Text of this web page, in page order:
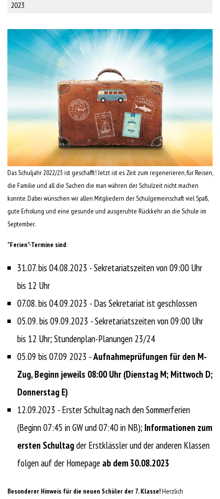
2023
Das Schuljahr 2022/23 ist geschafft! Jetzt ist es Zeit zum regenerieren, für Reisen,
die Familie und all die Sachen die man währen der Schulzeit nicht machen
konnte. Dabei wünschen wir allen Mitgliedern der Schulgemeinschaft viel Spaß,
gute Erholung und eine gesunde und ausgeruhte Rückkehr an die Schule im
September.
"Ferien"-Termine sind:
31.07. bis 04.08.2023 - Sekretariatszeiten von 09:00 Uhr
bis 12 Uhr
07.08. bis 04.09.2023 - Das Sekretariat ist geschlossen
05.09. bis 09.09.2023 - Sekretariatszeiten von 09:00 Uhr
bis 12 Uhr; Stundenplan-Planungen 23/24
05.09 bis 07.09 2023 -Aufnahmeprüfungen für den M-
Zug, Beginn jeweils 08:00 Uhr (Dienstag M; Mittwoch D;
Donnerstag E)
12.09.2023 - Erster Schultag nach den Sommerferien
(Beginn 07:45 in GW und 07:40 in NB); Informationen zum
ersten Schultagder Erstklässler und der anderen Klassen
folgen auf der Homepage ab dem 30.08.2023
Besonderer Hinweis für die neuen Schüler der 7. Klasse!Herzlich